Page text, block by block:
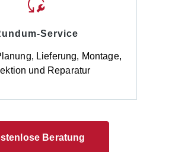
Service
Lieferung, Montage,
und Reparatur
Beratung